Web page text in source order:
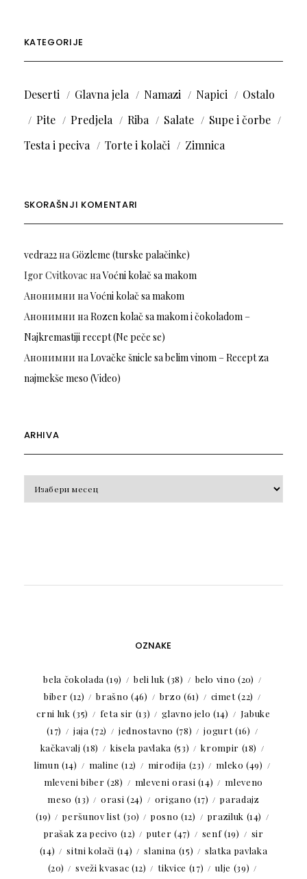
KATEGORIJE
Deserti Glavna jela Namazi Napici
Ostalo
Pite
Predjela Riba Salate
Supe i čorbe
Testa i peciva
Torte i kolači Zimnica
SKORAŠNJI KOMENTARI
vedra22на Gözleme (turske palačinke)
Igor Cvitkovac наVoćni kolač sa makom
Анонимни наVoćni kolač sa makom
Анонимни на Rozen kolač sa makom i čokoladom –
Najkremastiji recept (Ne peče se)
Анонимни на Lovačke šnicle sa belim vinom – Recept za
najmekše meso (Video)
ARHIVA
OZNAKE
bela čokolada (19) beli luk (38) belo vino (20)
biber (12) brašno (46) brzo (61) cimet(22)
crni luk (35) feta sir (13) glavno jelo (14)
Jabuke
(17)
jaja (72) jednostavno (78) jogurt(16)
kačkavalj (18) kisela pavlaka (53) krompir (18)
limun (14) maline (12) mirođija (23) mleko (49)
mleveni biber (28) mleveni orasi (14)
mleveno
meso (13) orasi (24) origano (17)
paradajz
(19)
peršunov list(30) posno (12) praziluk (14)
prašak za pecivo (12) puter (47) senf(19)
sir
(14)
sitni kolači (14) slanina (15)
slatka pavlaka
(20)
sveži kvasac (12) tikvice (17) ulje (39)